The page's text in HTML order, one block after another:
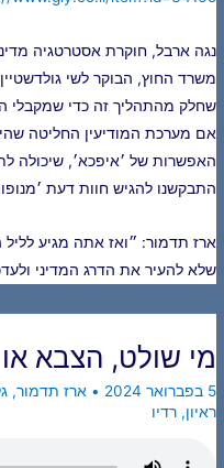
נגה ארבל, חוקרת אסטרטגיה
משרד החוץ, הבוקר לשי
שחלק מהתהליך זה כדי שמקבלי
אם מערכת המודיעין החליטה
האפשרות של ׳איפכא׳, שיכולה
התבקשנו להגיש חוות דעת
ארז תדמור: ״ואז אתה מגיע לליל
שלא להעיר את הדרג המדיני
מי שולט, הצבא
5 בפברואר 2024 • ארז תדמור,
ראיון, רדיו